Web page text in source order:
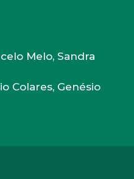
Melo, Sandra
Colares, Genésio